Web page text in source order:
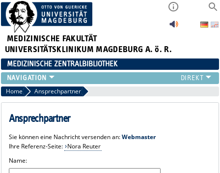
MEDIZINISCHE FAKULTÄT
UNIVERSITÄTSKLINIKUM MAGDEBURG A. ö. R.
MEDIZINISCHE ZENTRALBIBLIOTHEK
LITERATURSUCHE
SERVICE
INFORMATIONSKOMPETENZ
PUBLIZIEREN
SUCHE A-Z
Home Ansprechpartner
Ansprechpartner
Sie können eine Nachricht versenden an:Webmaster
Ihre Referenz-Seite: Nora Reuter
Name: